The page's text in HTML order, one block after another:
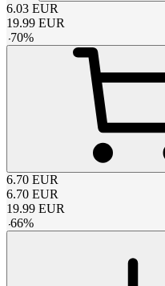
6.03 EUR
19.99 EUR
-70%
6.70 EUR
6.70 EUR
19.99 EUR
-66%